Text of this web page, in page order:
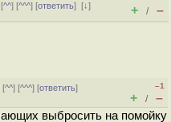
^^] [^^^] [ответить][↓]
+ / –
[^^] [^^^] [ответить]
–1
+ / –
выбросить на помойку